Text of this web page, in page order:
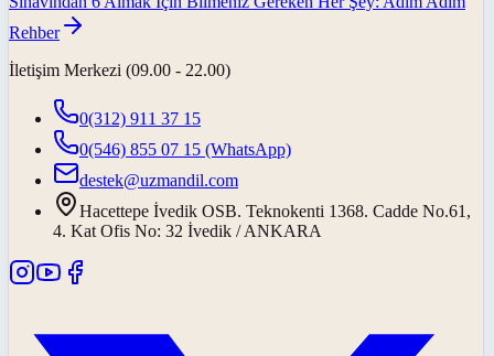
Rehber
İletişim Merkezi (09.00 - 22.00)
0(312) 911 37 15
0(546) 855 07 15 (WhatsApp)
destek@uzmandil.com
Hacettepe İvedik OSB. Teknokenti 1368. Cadde No.61,
4. Kat Ofis No: 32 İvedik / ANKARA